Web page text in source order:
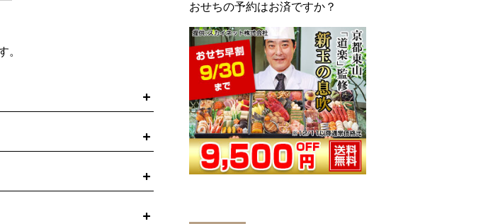
。
おせちの予約はお済ですか？